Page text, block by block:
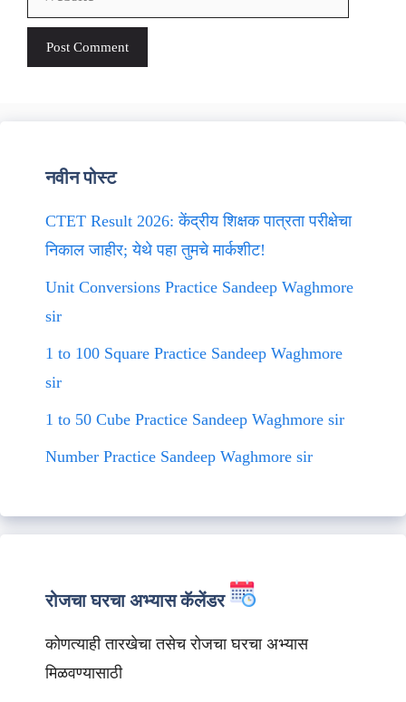
नवीन पोस्ट
CTET Result 2026: केंद्रीय शिक्षक पात्रता परीक्षेचा
निकाल जाहीर; येथे पहा तुमचे मार्कशीट!
Unit Conversions Practice Sandeep Waghmore
sir
1 to 100 Square Practice Sandeep Waghmore
sir
1 to 50 Cube Practice Sandeep Waghmore sir
Number Practice Sandeep Waghmore sir
रोजचा घरचा अभ्यास कॅलेंडर
कोणत्याही तारखेचा तसेच रोजचा घरचा अभ्यास
मिळवण्यासाठी